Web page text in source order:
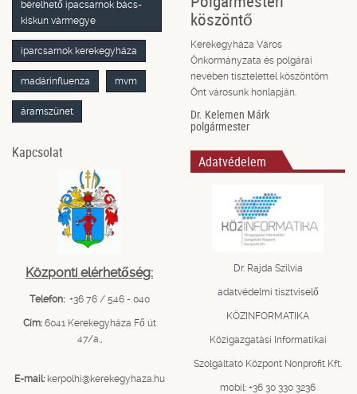
bérelhető ipacsarnok bács-
kiskun vármegye
iparcsarnok kerekegyháza
madárinfluenza mvm
áramszünet
Kapcsolat
Központi elérhetőség:
Telefon: +36 76 / 546 - 040
Cím: 6041 Kerekegyháza Fő út
47/a.,
E-mail: kerpolhi@kerekegyhaza.hu
köszöntő
Kerekegyháza Város
Önkormányzata és polgárai
nevében tisztelettel köszöntöm
Önt városunk honlapján.
Dr. Kelemen Márk
polgármester
Adatvédelem
Dr. Rajda Szilvia
adatvédelmi tisztviselő
KÖZINFORMATIKA
Közigazgatási Informatikai
Szolgáltató Központ Nonprofit Kft.
mobil: +36 30 330 3236